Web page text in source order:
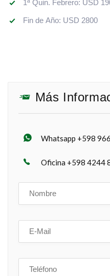
1ª Quin. Febrero: USD
Fin de Año: USD 2800
Más
Whatsapp +598
Oficina +598 4244